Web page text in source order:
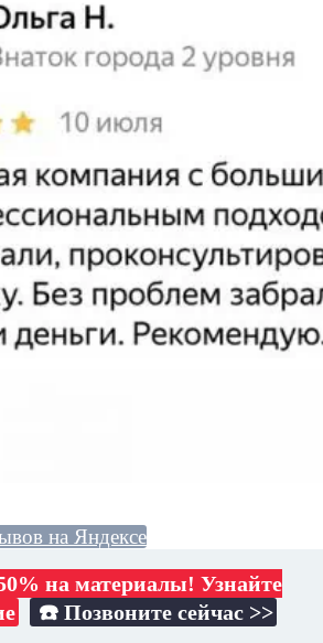
на Яндексе
на материалы! Узнайте
☎️ Позвоните сейчас >>